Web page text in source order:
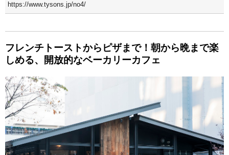
https://www.tysons.jp/no4/
フレンチトーストからピザまで！朝から晩まで楽
しめる、開放的なベーカリーカフェ